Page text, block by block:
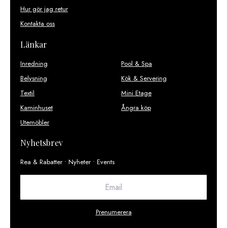
Hur gör jag retur
Kontakta oss
Länkar
Inredning
Belysning
Textil
Kaminhuset
Utemöbler
Pool & Spa
Kök & Servering
Mini Etage
Ångra köp
Nyhetsbrev
Rea & Rabatter • Nyheter • Events
Prenumerera